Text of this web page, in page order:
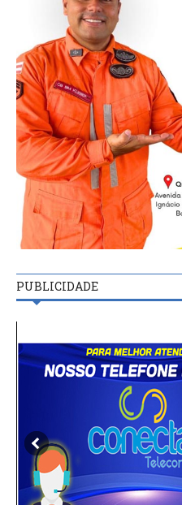
PUBLICIDADE